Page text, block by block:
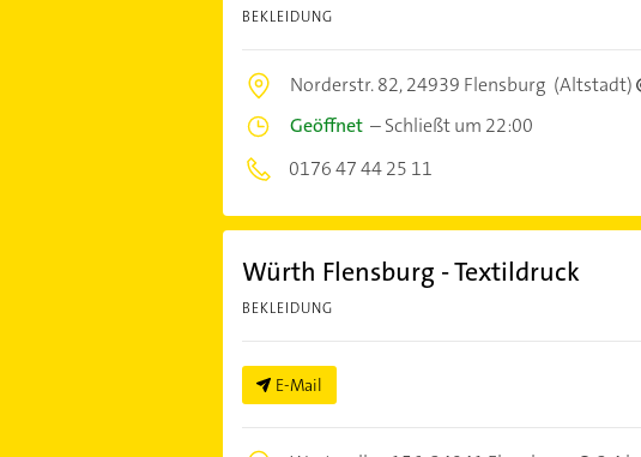
BEKLEIDUNG
Norderstr. 82,24939 Flensburg (Altstadt)
Geöffnet–Schließt um 22:00
0176 47 44 25 11
Würth Flensburg - Textildruck
BEKLEIDUNG
E-Mail